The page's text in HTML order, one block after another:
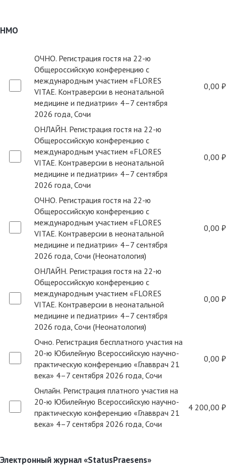
НМО
ОЧНО. Регистрация гостя на 22-ю
Общероссийскую конференцию с
международным участием «FLORES
VITAE. Контраверсии в неонатальной
медицине и педиатрии» 4–7 сентября
2026 года, Сочи
0,00 ₽
ОНЛАЙН. Регистрация гостя на 22-ю
Общероссийскую конференцию с
международным участием «FLORES
VITAE. Контраверсии в неонатальной
медицине и педиатрии» 4–7 сентября
2026 года, Сочи
0,00 ₽
ОЧНО. Регистрация гостя на 22-ю
Общероссийскую конференцию с
международным участием «FLORES
VITAE. Контраверсии в неонатальной
медицине и педиатрии» 4–7 сентября
2026 года, Сочи (Неонатология)
0,00 ₽
ОНЛАЙН. Регистрация гостя на 22-ю
Общероссийскую конференцию с
международным участием «FLORES
VITAE. Контраверсии в неонатальной
медицине и педиатрии» 4–7 сентября
2026 года, Сочи (Неонатология)
0,00 ₽
Очно. Регистрация бесплатного участия на
20-ю Юбилейную Всероссийскую научно-
практическую конференцию «Главврач 21
века» 4–7 сентября 2026 года, Сочи
0,00 ₽
Онлайн. Регистрация платного участия на
20-ю Юбилейную Всероссийскую научно-
практическую конференцию «Главврач 21
века» 4–7 сентября 2026 года, Сочи
4 200,00 ₽
Электронный журнал «StatusPraesens»